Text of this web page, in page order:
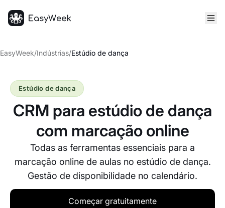
EasyWeek/Indústrias/Estúdio de dança
CRM para estúdio de dança
com marcação online
Todas as ferramentas essenciais para a
marcação online de aulas no estúdio de dança.
Gestão de disponibilidade no calendário.
Estúdio de dança
Começar gratuitamente